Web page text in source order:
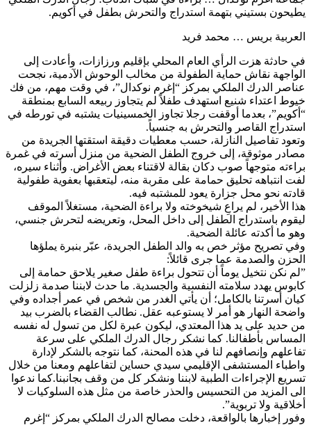
يطيحون بستيني بتهمة استدراج والتحرش بطفل في أكويم.
​العربية بريس … محمد فريد
​في حادثة هزت الرأي العام المحلي بإقليم ورزازات، وأعادت إلى
الواجهة نقاش حماية الطفولة من مخالب الوحوش الآدمية، نجحت
عناصر الدرك الملكي بمركز “إغرم نوكدال”، في وقت مهم، من فك
خيوط اعتداء شنيع استهدف طفلاً لم يتجاوز ربيعه السابع بمنطقة
“أكويم”، بعدما أوقفت رجلا تجاوز الخمسينيات يشتبه في تورطه في
استدراج القاصر والتحرش به جنسياً.
​وتعود تفاصيل النازلة، حسب معطيات دقيقة استقتها الجريدة من
مصادر موثوقة، إلى خروج الطفل الضحية من منزل أسرته في غمرة
براءته متوجهاً صوب دكان بقالة لاقتناء بعض الأغراض. وأثناء سيره،
لفت انتباهه تحليق حمامة على مقربة منه، ليتعقبها بعفوية طفولية
قادته نحو محل جزارة يعود للمشتبه فيه.
​هذا الأخير، لم يراعِ شيخوخته ولا براءة الضحية، مستغلاً الموقف
ليقوم باستدراج الطفل إلى داخل المحل، وتعريضه لتحرش جنسي،
وهو ما أكدته عائلة الضحية.
​وفي تصريح مؤثر خص به والد الطفل الجريدة، عبّر بنبرة يملؤها
الحزن والصدمة عما جرى قائلاً:
​”لم نكن نتخيل يوماً أن تتحول براءة طفل صغير يلاحق حمامة إلى
كابوس يهدد سلامته النفسية والجسدية. ما حدث لابننا صدمة زلزلت
كيان أسرتنا بالكامل؛ أن يأتي الغدر من شخص في عمر أجداده وفي
واضحة النهار هو أمر لا يستوعبه عقل. نطالب القضاء بالضرب بيد
من حديد على يد هذا المعتدي، ليكون عبرة لكل من تسول له نفسه
المساس بأطفالنا. كما نشكر رجال الدرك الملكي على سرعة
تفاعلهم وإنصافهم لنا في هذه المحنة، كما نتوجه بالشكر لإدارة
واطباء المستشفى الإقليمي سيدي حساين لتفاعلهم ومعنا من خلال
تسريع الإجراءات الطبية لابننا ونشكر كل من وقف بجانبنا.كما ندعوا
الى المزيد من التحسيس والحذر خاصة من مثل هذه السلوكيات لا
أخلاقية ولا تربوية”.
​وفور إخبارها بالواقعة، دخلت مصالح الدرك الملكي بمركز “إغرم